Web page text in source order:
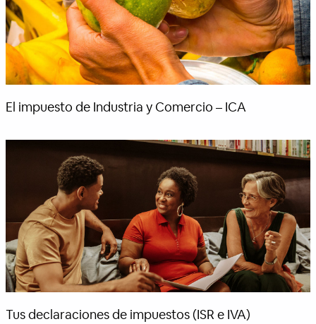
El impuesto de Industria y Comercio – ICA
Tus declaraciones de impuestos (ISR e IVA)